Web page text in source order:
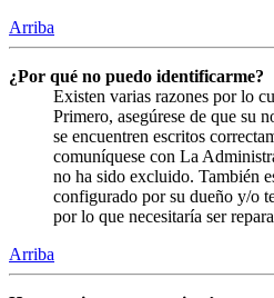
Arriba
¿Por qué no puedo identificarme?
Existen varias razones por lo
Primero, asegúrese de que su
se encuentren escritos
comuníquese con La
no ha sido excluido. También
configurado por su dueño y/o
por lo que necesitaría ser
Arriba